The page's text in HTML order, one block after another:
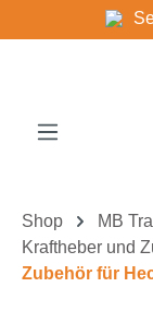
Zum Hauptinhalt
Shop
MB
Kraftheber und
Zubehör für